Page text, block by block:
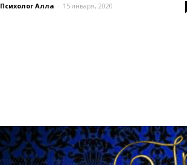
Психолог Алла - 15 января, 2020